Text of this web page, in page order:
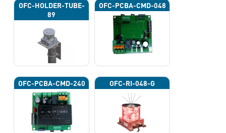
OFC-HOLDER-TUBE-
89
OFC-PCBA-CMD-048
OFC-PCBA-CMD-240 OFC-RI-048-G